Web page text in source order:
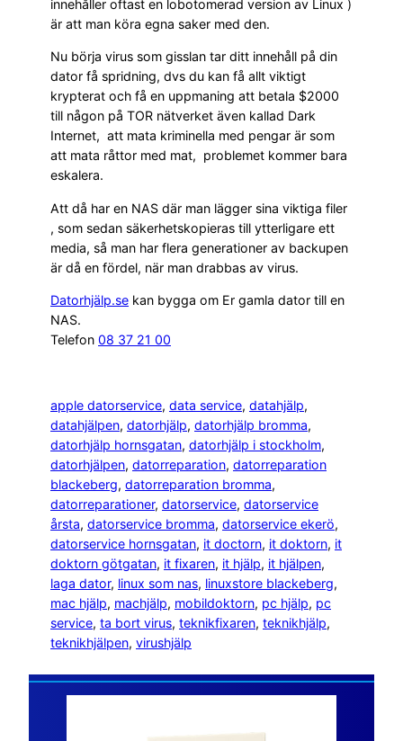
innehåller oftast en lobotomerad version av Linux )
är att man köra egna saker med den.
Nu börja virus som gisslan tar ditt innehåll på din
dator få spridning, dvs du kan få allt viktigt
krypterat och få en uppmaning att betala $2000
till någon på TOR nätverket även kallad Dark
Internet, att mata kriminella med pengar är som
att mata råttor med mat, problemet kommer bara
eskalera.
Att då har en NAS där man lägger sina viktiga filer
, som sedan säkerhetskopieras till ytterligare ett
media, så man har flera generationer av backupen
är då en fördel, när man drabbas av virus.
Datorhjälp.se kan bygga om Er gamla dator till en
NAS.
Telefon 08 37 21 00
apple datorservice, data service, datahjälp
datahjälpen, datorhjälp, datorhjälp bromma
datorhjälp hornsgatan, datorhjälp i stockholm
datorhjälpen, datorreparation, datorreparation
blackeberg, datorreparation bromma
datorreparationer, datorservice, datorservice
årsta, datorservice bromma, datorservice ekerö
datorservice hornsgatan, it doctorn, it doktorn, it
doktorn götgatan, it fixaren, it hjälp, it hjälpen
laga dator, linux som nas, linuxstore blackeberg
mac hjälp, machjälp, mobildoktorn, pc hjälp, pc
service, ta bort virus, teknikfixaren, teknikhjälp
teknikhjälpen, virushjälp